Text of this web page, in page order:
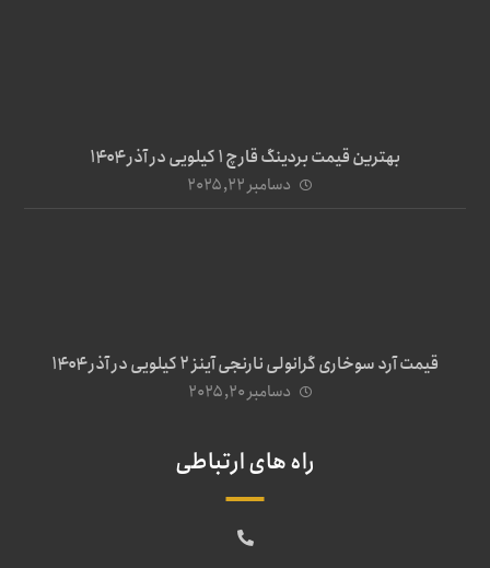
بهترین قیمت بردینگ قارچ 1 کیلویی در آذر ۱۴۰۴
دسامبر ۲۲, ۲۰۲۵
قیمت آرد سوخاری گرانولی نارنجی آینز ۲ کیلویی در آذر ۱۴۰۴
دسامبر ۲۰, ۲۰۲۵
راه های ارتباطی